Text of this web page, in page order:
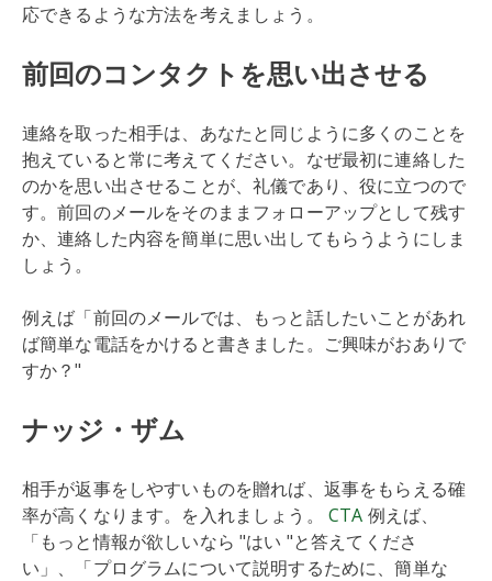
応できるような方法を考えましょう。
前回のコンタクトを思い出させる
連絡を取った相手は、あなたと同じように多くのことを
抱えていると常に考えてください。なぜ最初に連絡した
のかを思い出させることが、礼儀であり、役に立つので
す。前回のメールをそのままフォローアップとして残す
か、連絡した内容を簡単に思い出してもらうようにしま
しょう。
例えば「前回のメールでは、もっと話したいことがあれ
ば簡単な電話をかけると書きました。ご興味がおありで
すか？"
ナッジ・ザム
相手が返事をしやすいものを贈れば、返事をもらえる確
率が高くなります。を入れましょう。 CTA 例えば、
「もっと情報が欲しいなら "はい "と答えてくださ
い」、「プログラムについて説明するために、簡単な